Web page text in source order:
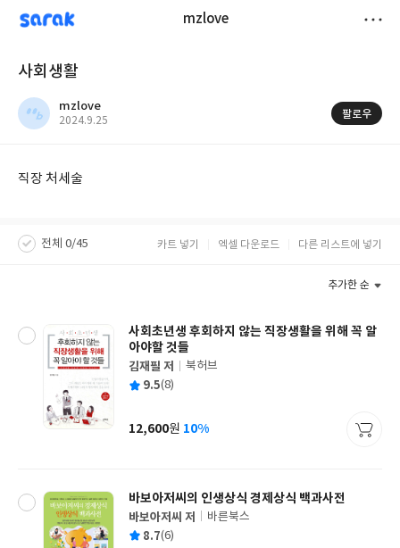
sarak mzlove
사회생활
mzlove
작
2024.9.25
팔로우
직장 처세술
전체 0/45 카트 넣기 엑셀 다운로드 다른 리스트에 넣기
추가한 순
사회초년생 후회하지 않는 직장생활을 위해 꼭 알
아야할 것들
글
쓴
김재필 저
출
사
북허브
평 9.5(8)
가
12,600원 10%
바보아저씨의 인생상식 경제상식 백과사전
글
쓴
바보아저씨 저
출
바른북스
평 8.7(6)